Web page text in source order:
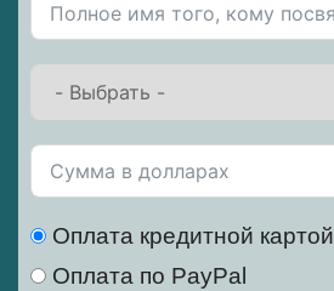
Оплата кредитной картой
Оплата по PayPal